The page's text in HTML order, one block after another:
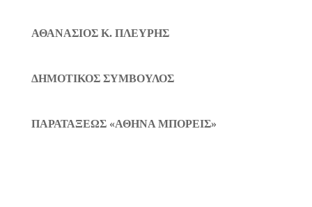
ΑΘΑΝΑΣΙΟΣ Κ. ΠΛΕΥΡΗΣ
ΔΗΜΟΤΙΚΟΣ ΣΥΜΒΟΥΛΟΣ
ΠΑΡΑΤΑΞΕΩΣ «ΑΘΗΝΑ ΜΠΟΡΕΙΣ»